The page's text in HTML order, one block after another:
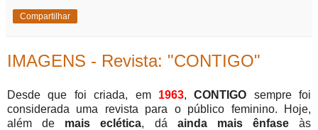
Compartilhar
IMAGENS - Revista: "CONTIGO"
Desde que foi criada, em 1963,CONTIGO sempre foi
considerada uma revista para o público feminino. Hoje,
além de mais eclética, dá ainda mais ênfaseàs